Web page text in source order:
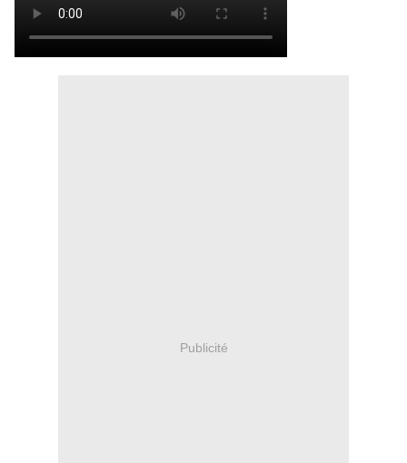
Publicité